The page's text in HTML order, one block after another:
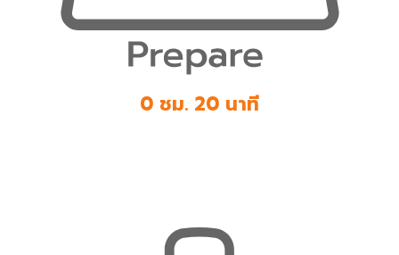
0 ชม. 20 นาที